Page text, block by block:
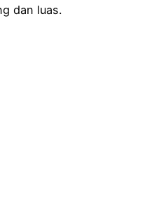
dan luas.